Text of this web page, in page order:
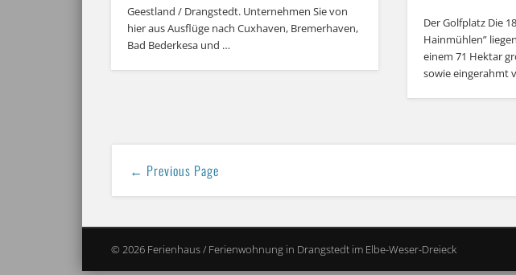
Geestland / Drangstedt. Unternehmen Sie von
hier aus Ausflüge nach Cuxhaven, Bremerhaven,
Bad Bederkesa und …
Der Golfplatz Die
Hainmühlen”
einem 71 Hektar
sowie eingerahmt
← Previous Page
© 2026 Ferienhaus / Ferienwohnung in Drangstedt im Elbe-Weser-Dreieck